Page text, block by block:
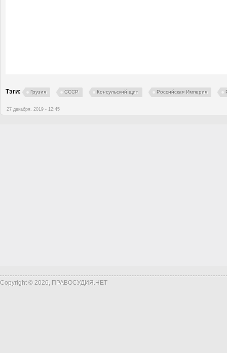
Тэги: Грузия СССР Консульский щит Российская Империя
27 декабря, 2019 - 12:45
Copyright © 2026, ПРАВОСУДИЯ.НЕТ